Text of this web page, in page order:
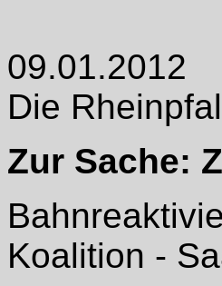
09.01.2012
Die
Zur Sache:
Koalition -